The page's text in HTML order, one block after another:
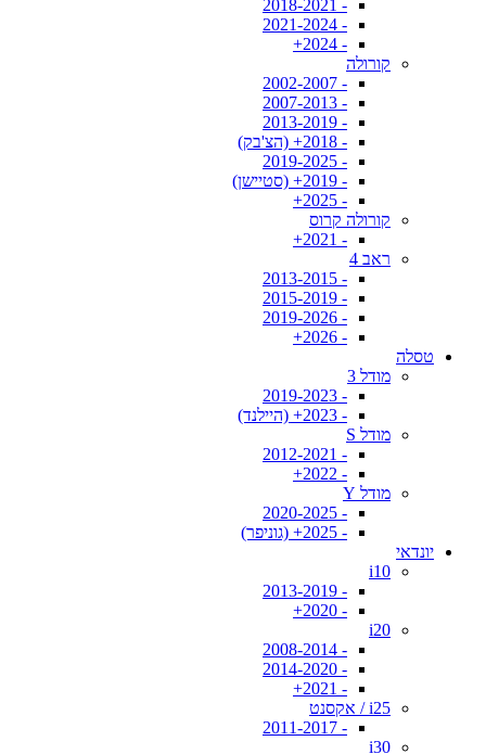
- 2018-2021
- 2021-2024
- 2024+
קורולה
- 2002-2007
- 2007-2013
- 2013-2019
- 2018+ (הצ'בק)
- 2019-2025
- 2019+ (סטיישן)
- 2025+
קורולה קרוס
- 2021+
ראב 4
- 2013-2015
- 2015-2019
- 2019-2026
- 2026+
טסלה
מודל 3
- 2019-2023
- 2023+ (היילנד)
מודל S
- 2012-2021
- 2022+
מודל Y
- 2020-2025
- 2025+ (גוניפר)
יונדאי
i10
- 2013-2019
- 2020+
i20
- 2008-2014
- 2014-2020
- 2021+
i25 / אקסנט
- 2011-2017
i30